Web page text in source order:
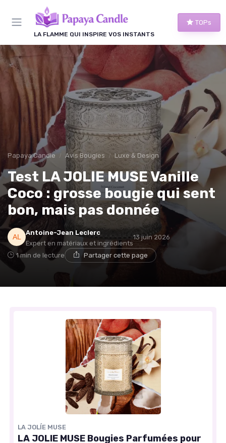
LA FLAMME QUI INSPIRE VOS INSTANTS
TOPs
Papaya Candle Avis Bougies Luxe & Design
Test LA JOLIE MUSE Vanille
Coco : grosse bougie qui sent
bon, mais pas donnée
Antoine-Jean Leclerc
Expert en matériaux et ingrédients
13 juin 2026
1 min de lecture Partager cette page
LA JOLÍE MUSE
LA JOLIE MUSE Bougies Parfumées pour
Panneau de gestion des cookies